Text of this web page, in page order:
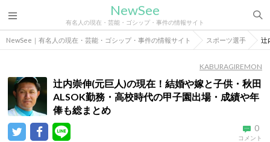
NewSee
有名人の現在・芸能・ゴシップ・事件の情報サイト
NewSee｜有名人の現在・芸能・ゴシップ・事件の情報サイト スポーツ選手 辻
KABURAGIREMON
辻内崇伸(元巨人)の現在！結婚や嫁と子供・秋田
ALSOK勤務・高校時代の甲子園出場・成績や年
俸も総まとめ
0
コメント